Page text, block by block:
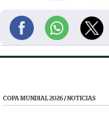
COPA MUNDIAL 2026/NOTICIAS